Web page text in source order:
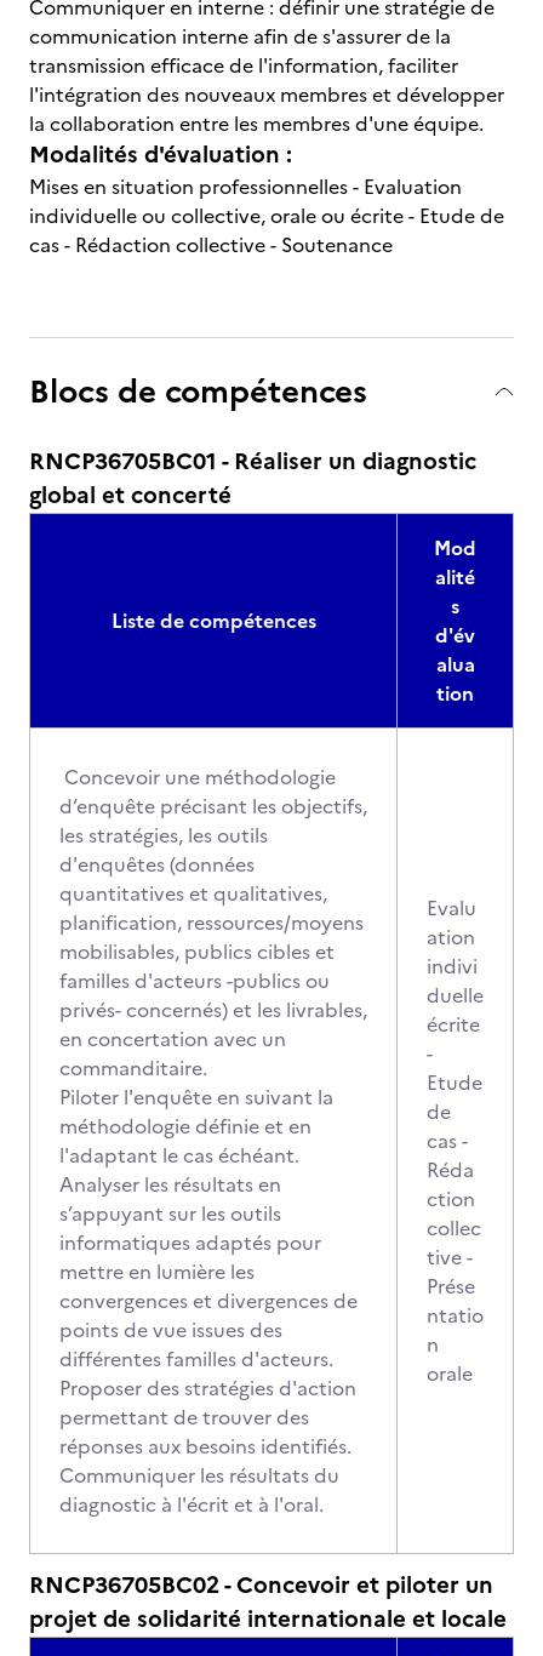
Communiquer en interne : définir une stratégie de
communication interne afin de s'assurer de la
transmission efficace de l'information, faciliter
l'intégration des nouveaux membres et développer
la collaboration entre les membres d'une équipe.
Modalités d'évaluation :
Mises en situation professionnelles - Evaluation
individuelle ou collective, orale ou écrite - Etude de
cas - Rédaction collective - Soutenance
Blocs de compétences
RNCP36705BC01 - Réaliser un diagnostic
global et concerté
Liste de compétences
Mod
alité
s
d'év
alua
tion
Concevoir une méthodologie
d’enquête précisant les objectifs,
les stratégies, les outils
d'enquêtes (données
quantitatives et qualitatives,
planification, ressources/moyens
mobilisables, publics cibles et
familles d'acteurs -publics ou
privés- concernés) et les livrables,
en concertation avec un
commanditaire.
Piloter l'enquête en suivant la
méthodologie définie et en
l'adaptant le cas échéant.
Analyser les résultats en
s’appuyant sur les outils
informatiques adaptés pour
mettre en lumière les
convergences et divergences de
points de vue issues des
différentes familles d'acteurs.
Proposer des stratégies d'action
permettant de trouver des
réponses aux besoins identifiés.
Communiquer les résultats du
diagnostic à l'écrit et à l'oral.
Evalu
ation
indivi
duelle
écrite
-
Etude
de
cas -
Réda
ction
collec
tive -
Prése
ntatio
n
orale
RNCP36705BC02 - Concevoir et piloter un
projet de solidarité internationale et locale